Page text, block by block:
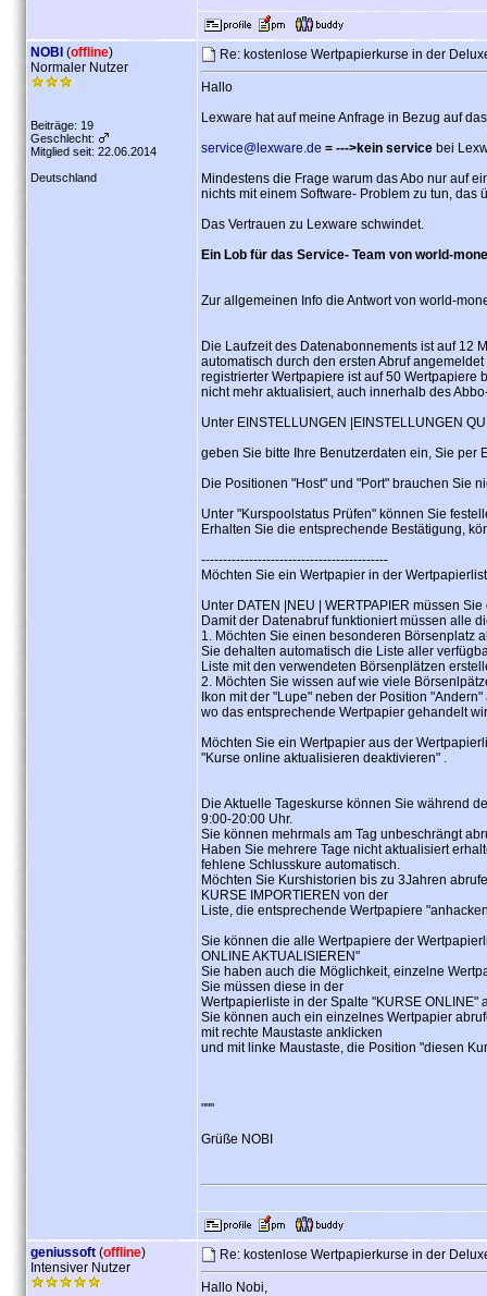
NOBI (offline)
Normaler Nutzer
Beiträge: 19
Geschlecht:
Mitglied seit: 22.06.2014
Deutschland
Re: kostenlose Wertpapierkurse in der
Hallo
Lexware hat auf meine Anfrage in Bezug auf
service@lexware.de = --->kein service bei
Mindestens die Frage warum das Abo nur auf
nichts mit einem Software- Problem zu tun,
Das Vertrauen zu Lexware schwindet.
Ein Lob für das Service- Team von world-
Zur allgemeinen Info die Antwort von world-
Die Laufzeit des Datenabonnements ist auf 12
automatisch durch den ersten Abruf
registrierter Wertpapiere ist auf 50 Wertpapiere
nicht mehr aktualisiert, auch innerhalb des
Unter EINSTELLUNGEN |EINSTELLUNGEN
geben Sie bitte Ihre Benutzerdaten ein, Sie per
Die Positionen "Host" und "Port" brauchen Sie
Unter "Kurspoolstatus Prüfen" können Sie
Erhalten Sie die entsprechende Bestätigung,
-------------------------------------------
Möchten Sie ein Wertpapier in der
Unter DATEN |NEU | WERTPAPIER müssen
Damit der Datenabruf funktioniert müssen alle
1. Möchten Sie einen besonderen Börsenplatz
Sie dehalten automatisch die Liste aller
Liste mit den verwendeten Börsenplätzen
2. Möchten Sie wissen auf wie viele
Ikon mit der "Lupe" neben der Position
wo das entsprechende Wertpapier gehandelt
Möchten Sie ein Wertpapier aus der
"Kurse online aktualisieren deaktivieren" .
Die Aktuelle Tageskurse können Sie während
9:00-20:00 Uhr.
Sie können mehrmals am Tag unbeschrängt
Haben Sie mehrere Tage nicht aktualisiert
fehlene Schlusskure automatisch.
Möchten Sie Kurshistorien bis zu 3Jahren
KURSE IMPORTIEREN von der
Liste, die entsprechende Wertpapiere
Sie können die alle Wertpapiere der
ONLINE AKTUALISIEREN"
Sie haben auch die Möglichkeit, einzelne
Sie müssen diese in der
Wertpapierliste in der Spalte "KURSE ONLINE"
Sie können auch ein einzelnes Wertpapier
mit rechte Maustaste anklicken
und mit linke Maustaste, die Position "diesen
"""
Grüße NOBI
geniussoft (offline)
Intensiver Nutzer
Re: kostenlose Wertpapierkurse in der
Hallo Nobi,